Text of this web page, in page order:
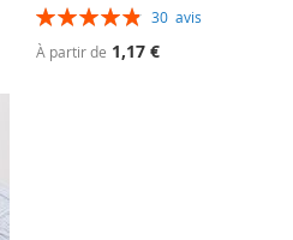
Évaluation:
30 avis
À partir de 1,17 €